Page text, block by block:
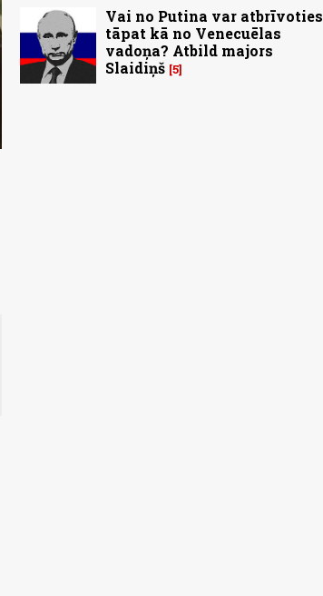
Vai no Putina var atbrīvoties
tāpat kā no Venecuēlas
vadoņa? Atbild majors
Slaidiņš 5